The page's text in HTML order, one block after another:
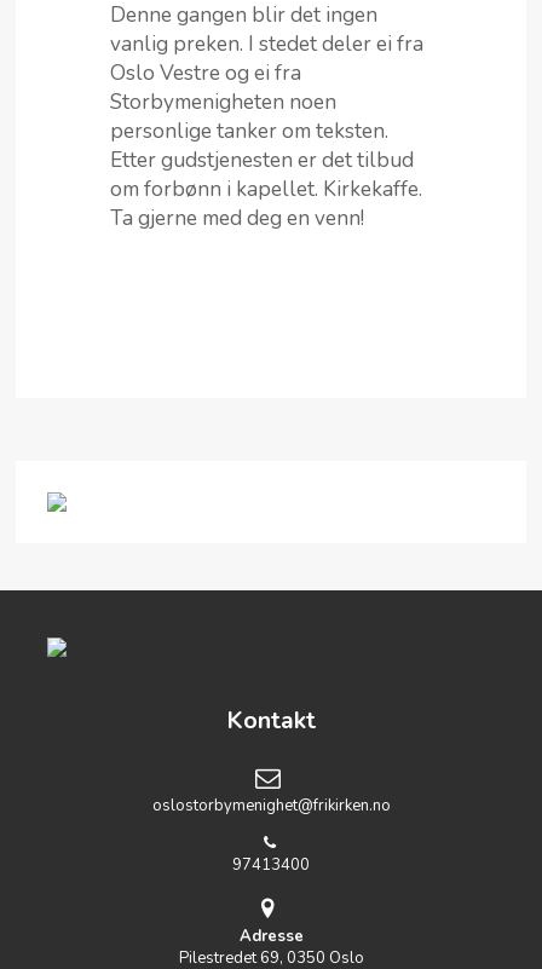
Denne gangen blir det ingen
vanlig preken. I stedet deler ei fra
Oslo Vestre og ei fra
Storbymenigheten noen
personlige tanker om teksten.
Etter gudstjenesten er det tilbud
om forbønn i kapellet. Kirkekaffe.
Ta gjerne med deg en venn!
Kontakt
oslostorbymenighet@frikirken.no
97413400
Adresse
Pilestredet 69, 0350 Oslo